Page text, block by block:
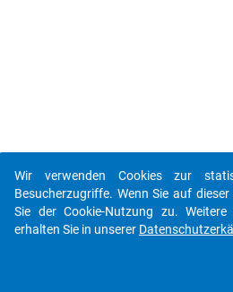
Wir verwenden Cookies zur
Besucherzugriffe. Wenn Sie auf
Sie der Cookie-Nutzung zu.
erhalten Sie in unserer